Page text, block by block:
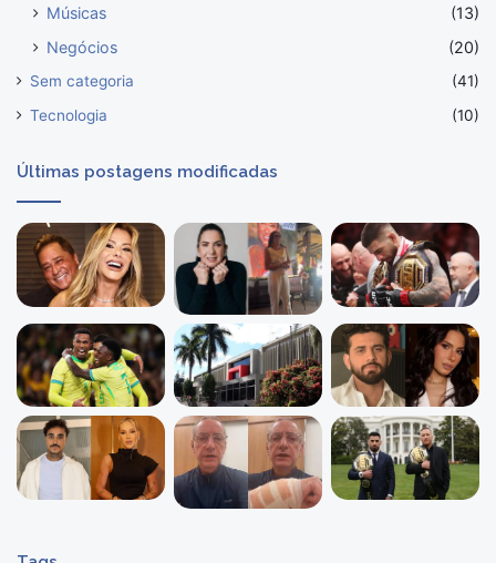
Músicas
(13)
Negócios
(20)
Sem categoria
(41)
Tecnologia
(10)
Últimas postagens modificadas